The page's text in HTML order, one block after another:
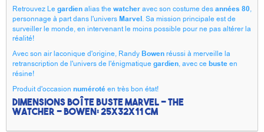
Retrouvez Legardienalias thewatcheravec son costume desannées 80,
personnage à part dans l'universMarvel. Sa mission principale est de
surveiller le monde, en intervenant le moins possible pour ne pas altérer la
réalité!
Avec son air laconique d'origine, RandyBowenréussi à merveille la
retranscription de l'univers de l'énigmatiquegardien, avec cebusteen
résine!
Produit d'occasion numérotéen très bon état!
Dimensions boîte busteMarvel- The
watcher -Bowen: 25x32x11 cm